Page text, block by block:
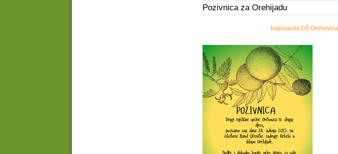
Pozivnica za Orehijadu
Napisao/la OŠ Orehovica